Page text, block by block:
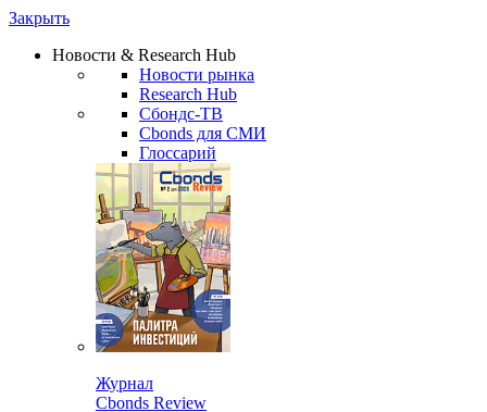
Закрыть
Новости & Research Hub
Новости рынка
Research Hub
Сбондс-ТВ
Cbonds для СМИ
Глоссарий
Журнал
Cbonds Review